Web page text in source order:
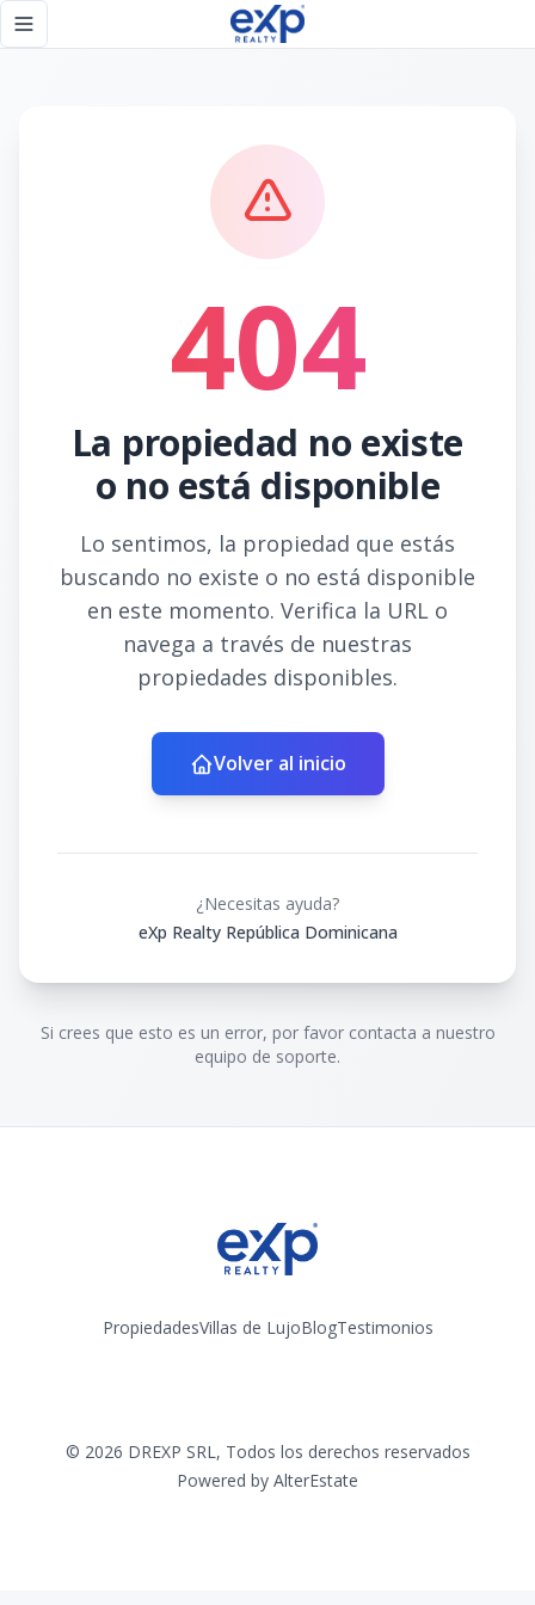
Toggle navigation menu
404
La propiedad no existe
o no está disponible
Lo sentimos, la propiedad que estás
buscando no existe o no está disponible
en este momento. Verifica la URL o
navega a través de nuestras
propiedades disponibles.
Volver al inicio
¿Necesitas ayuda?
eXp Realty República Dominicana
Si crees que esto es un error, por favor contacta a nuestro
equipo de soporte.
PropiedadesVillas de LujoBlogTestimonios
© 2026 DREXP SRL, Todos los derechos reservados
Powered by AlterEstate
Página no encontrada - eXp Realty República Dominicana